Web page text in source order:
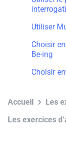
Utiliser
Choisir
Be-ing
Choisir
Accueil
Les
Les exercices